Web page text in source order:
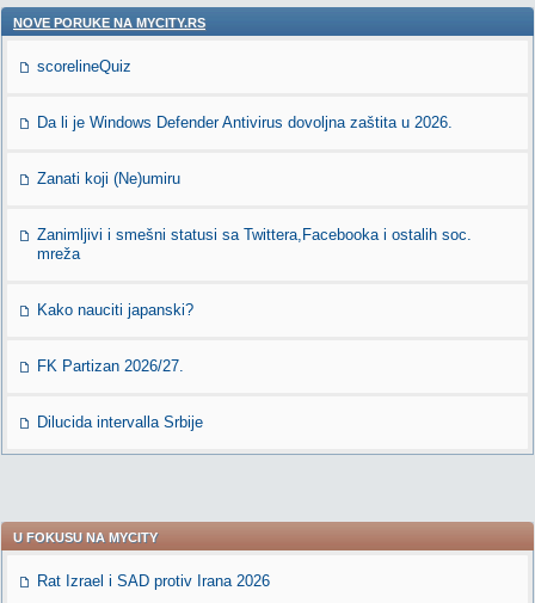
NOVE PORUKE NA MYCITY.RS
scorelineQuiz
Da li je Windows Defender Antivirus dovoljna zaštita u 2026.
Zanati koji (Ne)umiru
Zanimljivi i smešni statusi sa Twittera,Facebooka i ostalih soc.
mreža
Kako nauciti japanski?
FK Partizan 2026/27.
Dilucida intervalla Srbije
U FOKUSU NA MYCITY
Rat Izrael i SAD protiv Irana 2026